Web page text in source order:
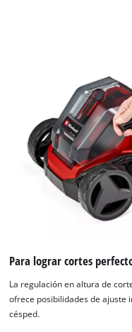
Para lograr cortes
La regulación en altura de
ofrece posibilidades de ajuste
césped.